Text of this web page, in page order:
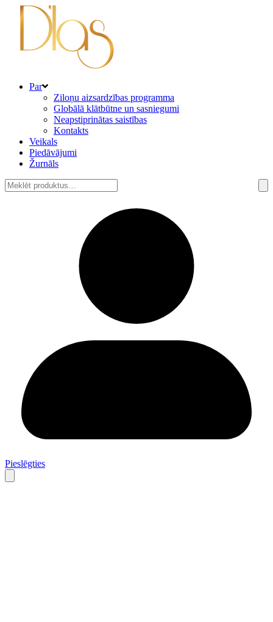
Par
Ziloņu aizsardzības programma
Globālā klātbūtne un sasniegumi
Neapstiprinātas saistības
Kontakts
Veikals
Piedāvājumi
Žurnāls
Meklēt:
Pieslēgties